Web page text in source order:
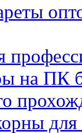
на ПК
для